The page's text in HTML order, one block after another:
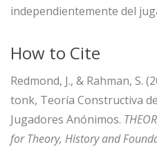
independientemente del
How to Cite
Redmond, J., & Rahman, S.
tonk, Teoría Constructiva
Jugadores Anónimos.
for Theory, History and